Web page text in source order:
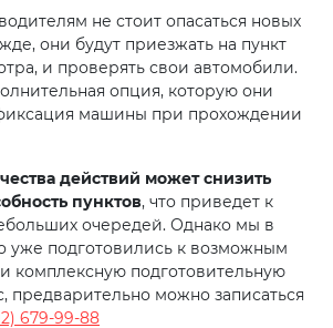
не стоит опасаться новых
они будут приезжать на пункт
и проверять свои автомобили.
опция, которую они
машины при прохождении
действий может снизить
пунктов, что приведет к
очередей. Однако мы в
уже подготовились к возможным
комплексную подготовительную
предварительно можно записаться
679-99-88